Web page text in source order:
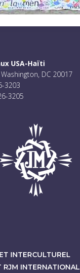
USA-Haïti
DC 20017
3203
3205
INTERCULTUREL
RJM INTERNATIONAL